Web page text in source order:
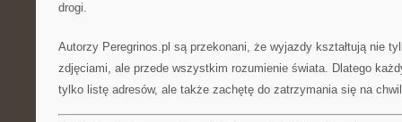
drogi.
Autorzy Peregrinos.pl są przekonani, że wyjazdy kształtują nie
zdjęciami, ale przede wszystkim rozumienie świata. Dlatego
tylko listę adresów, ale także zachętę do zatrzymania się na